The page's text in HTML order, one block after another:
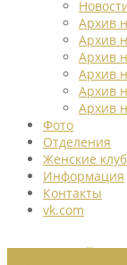
Архив
Архив
Архив
Архив
Архив
Архив
Фото
Отделения
Женские
Информация
Контакты
vk.com